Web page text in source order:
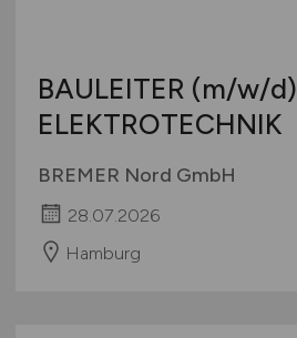
BAULEITER (m/w/d)
ELEKTROTECHNIK
BREMER Nord GmbH
28.07.2026
Hamburg